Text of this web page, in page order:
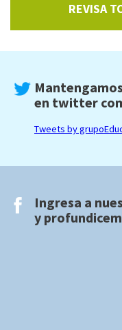
REVISA
en twitter
Tweets by
Ingresa a
y